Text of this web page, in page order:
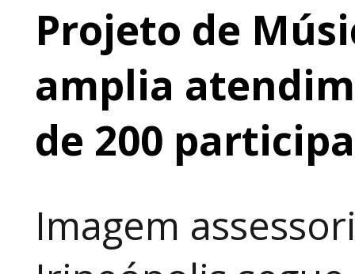
Projeto de
amplia
de 200
Imagem